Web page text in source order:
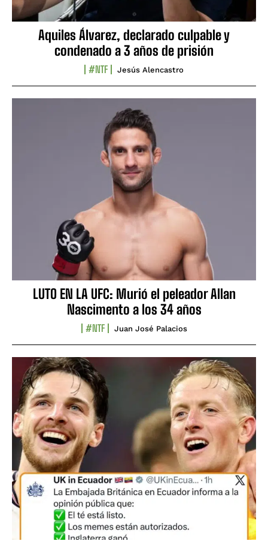
Aquiles Álvarez, declarado culpable y
condenado a 3 años de prisión
#NTF Jesús Alencastro
LUTO EN LA UFC: Murió el peleador Allan
Nascimento a los 34 años
#NTF Juan José Palacios